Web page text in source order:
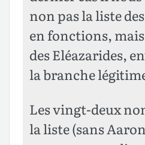
non pas la liste
en fonctions,
des Eléazarides,
la branche
Les vingt-deux
la liste (sans